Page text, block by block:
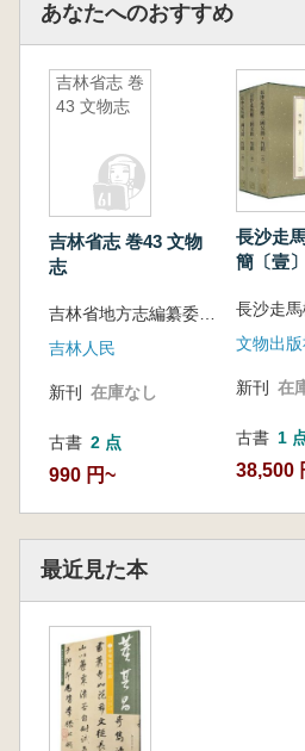
体は厳密、章法の構成も極
全巻を原寸大で高精細にス
もので、湖北省博物館が所
貴重な作品が公開出版され
昌の書法を学ぶうえで権
えた模範的な手本となりま
あなたへのおすすめ
吉林省志 巻
43 文物志
吉林省志 巻43 文物
志
吉林人民
新刊 在庫なし
古書 2 点
990 円~
長沙走
簡〔壹
文) 全
文物出版
新刊 在
古書 1
38,500
最近見た本